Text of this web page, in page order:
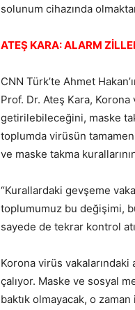
solunum cihazında
ATEŞ KARA: ALARM
CNN Türk’te Ahmet
Prof. Dr. Ateş Kara,
getirilebileceğini, maske
toplumda virüsün
ve maske takma
“Kurallardaki gevşeme
toplumumuz bu değişimi,
sayede de tekrar kontrol
Korona virüs
çalıyor. Maske ve sosyal
baktık olmayacak, o